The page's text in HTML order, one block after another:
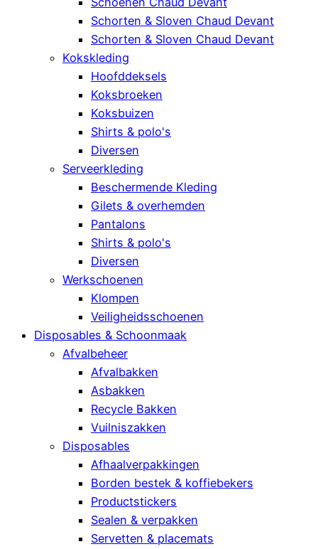
Schorten & Sloven Chaud Devant
Schorten & Sloven Chaud Devant
Kokskleding
Hoofddeksels
Koksbroeken
Koksbuizen
Shirts & polo's
Diversen
Serveerkleding
Beschermende Kleding
Gilets & overhemden
Pantalons
Shirts & polo's
Diversen
Werkschoenen
Klompen
Veiligheidsschoenen
Disposables & Schoonmaak
Afvalbeheer
Afvalbakken
Asbakken
Recycle Bakken
Vuilniszakken
Disposables
Afhaalverpakkingen
Borden bestek & koffiebekers
Productstickers
Sealen & verpakken
Servetten & placemats